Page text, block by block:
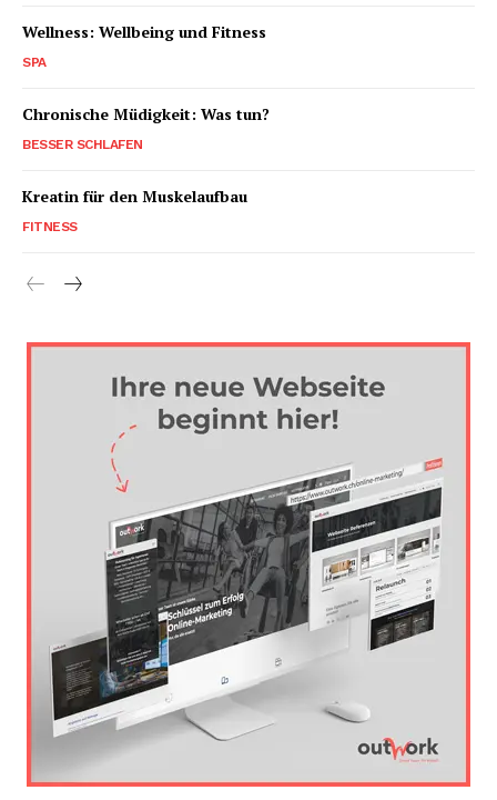
Wellness: Wellbeing und Fitness
SPA
Chronische Müdigkeit: Was tun?
BESSER SCHLAFEN
Kreatin für den Muskelaufbau
FITNESS